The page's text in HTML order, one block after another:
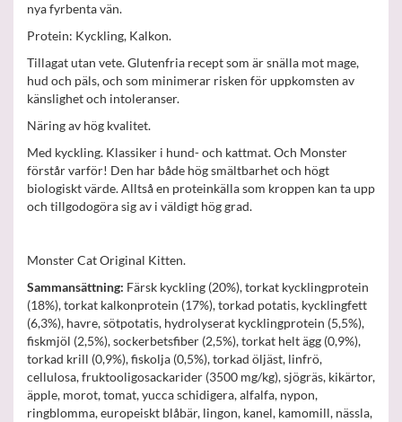
nya fyrbenta vän.
Protein: Kyckling, Kalkon.
Tillagat utan vete. Glutenfria recept som är snälla mot mage,
hud och päls, och som minimerar risken för uppkomsten av
känslighet och intoleranser.
Näring av hög kvalitet.
Med kyckling. Klassiker i hund- och kattmat. Och Monster
förstår varför! Den har både hög smältbarhet och högt
biologiskt värde. Alltså en proteinkälla som kroppen kan ta upp
och tillgodogöra sig av i väldigt hög grad.
Monster Cat Original Kitten.
Sammansättning: Färsk kyckling (20%), torkat kycklingprotein
(18%), torkat kalkonprotein (17%), torkad potatis, kycklingfett
(6,3%), havre, sötpotatis, hydrolyserat kycklingprotein (5,5%),
fiskmjöl (2,5%), sockerbetsfiber (2,5%), torkat helt ägg (0,9%),
torkad krill (0,9%), fiskolja (0,5%), torkad öljäst, linfrö,
cellulosa, fruktooligosackarider (3500 mg/kg), sjögräs, kikärtor,
äpple, morot, tomat, yucca schidigera, alfalfa, nypon,
ringblomma, europeiskt blåbär, lingon, kanel, kamomill, nässla,